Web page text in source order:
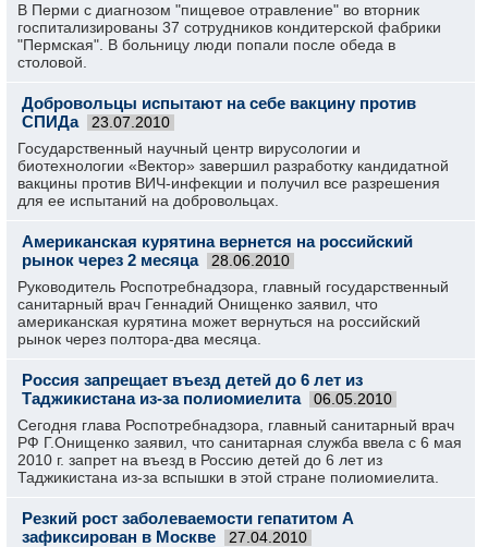
В Перми с диагнозом "пищевое отравление" во вторник
госпитализированы 37 сотрудников кондитерской фабрики
"Пермская". В больницу люди попали после обеда в
столовой.
Добровольцы испытают на себе вакцину против
СПИДа
23.07.2010
Государственный научный центр вирусологии и
биотехнологии «Вектор» завершил разработку кандидатной
вакцины против ВИЧ-инфекции и получил все разрешения
для ее испытаний на добровольцах.
Американская курятина вернется на российский
рынок через 2 месяца
28.06.2010
Руководитель Роспотребнадзора, главный государственный
санитарный врач Геннадий Онищенко заявил, что
американская курятина может вернуться на российский
рынок через полтора-два месяца.
Россия запрещает въезд детей до 6 лет из
Таджикистана из-за полиомиелита
06.05.2010
Сегодня глава Роспотребнадзора, главный санитарный врач
РФ Г.Онищенко заявил, что санитарная служба ввела с 6 мая
2010 г. запрет на въезд в Россию детей до 6 лет из
Таджикистана из-за вспышки в этой стране полиомиелита.
Резкий рост заболеваемости гепатитом А
зафиксирован в Москве
27.04.2010